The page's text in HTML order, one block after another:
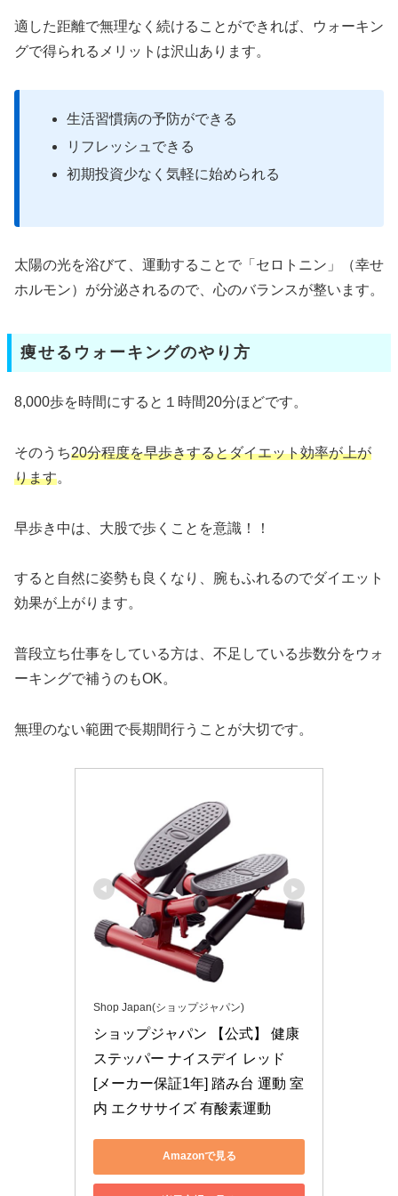
適した距離で無理なく続けることができれば、ウォーキン
グで得られるメリットは沢山あります。
生活習慣病の予防ができる
リフレッシュできる
初期投資少なく気軽に始められる
太陽の光を浴びて、運動することで「セロトニン」（幸せ
ホルモン）が分泌されるので、心のバランスが整います。
痩せるウォーキングのやり方
8,000歩を時間にすると１時間20分ほどです。
そのうち20分程度を早歩きするとダイエット効率が上が
ります。
早歩き中は、大股で歩くことを意識！！
すると自然に姿勢も良くなり、腕もふれるのでダイエット
効果が上がります。
普段立ち仕事をしている方は、不足している歩数分をウォ
ーキングで補うのもOK。
無理のない範囲で長期間行うことが大切です。
Shop Japan(ショップジャパン)
ショップジャパン 【公式】 健康
ステッパー ナイスデイ レッド
[メーカー保証1年] 踏み台 運動 室
内 エクササイズ 有酸素運動
Amazonで見る